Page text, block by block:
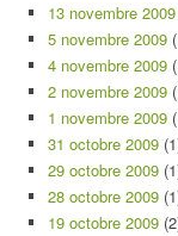
13 novembre 2009
5 novembre 2009
4 novembre 2009
2 novembre 2009
1 novembre 2009
31 octobre 2009
29 octobre 2009
28 octobre 2009
19 octobre 2009